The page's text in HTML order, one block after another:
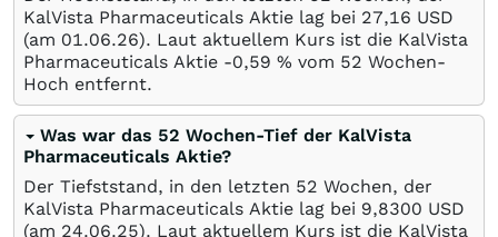
KalVista Pharmaceuticals Aktie lag bei 27,16 USD
(am 01.06.26). Laut aktuellem Kurs ist die KalVista
Pharmaceuticals Aktie -0,59 % vom 52 Wochen-
Hoch entfernt.
Was war das 52 Wochen-Tief der KalVista
Pharmaceuticals Aktie?
Der Tiefststand, in den letzten 52 Wochen, der
KalVista Pharmaceuticals Aktie lag bei 9,8300 USD
(am 24.06.25). Laut aktuellem Kurs ist die KalVista